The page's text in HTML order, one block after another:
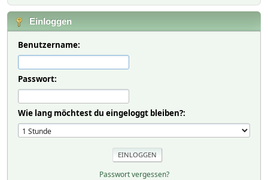
Einloggen
Benutzername:
Passwort:
Wie lang möchtest du eingeloggt bleiben?:
Passwort vergessen?